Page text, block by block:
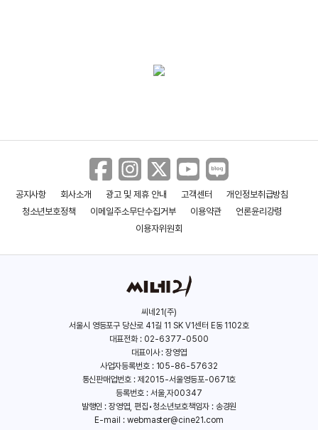
공지사항 회사소개 광고 및 제휴 안내 고객센터
개인정보취급방침
청소년보호정책
이메일주소무단수집거부 이용약관
언론윤리강령
이용자위원회
씨네21(주)
서울시 영등포구 당산로 41길 11 SK V1센터 E동 1102호
대표전화 : 02-6377-0500
대표이사 : 장영엽
사업자등록번호 : 105-86-57632
통신판매업번호 : 제2015-서울영등포-0671호
등록번호 : 서울,자00347
발행인 : 장영엽, 편집•청소년보호책임자 : 송경원
E-mail : webmaster@cine21.com